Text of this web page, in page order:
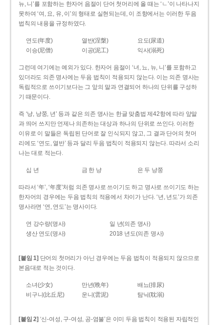
뉴, 니’를 포함하는 한자어 음절이 단어 첫머리에 올 때는 ‘ㄴ’이 나타나지
못하여 ‘여, 요, 유, 이’의 형태로 실현되는데, 이 조항에서는 이러한 두음
법칙의 내용을 규정하였다.
연도(年度) 열반(涅槃)
요도(尿道)
이승(尼僧)
이공(泥工) 익사(溺死)
그런데 여기에는 예외가 있다. 한자어 음절이 ‘녀, 뇨, 뉴, 니’를 포함하고
있더라도 의존 명사에는 두음 법칙이 적용되지 않는다. 이는 의존 명사는
독립적으로 쓰이기보다는 그 앞의 말과 연결되어 하나의 단위를 구성하
기 때문이다.
즉 ‘냥, 냥쭝, 년’ 등과 같은 의존 명사는 한글 맞춤법 제42항에 따라 앞말
과 띄어 쓰지만 언제나 의존하는 대상과 하나의 단위로 쓰인다. 이러한
이유로 이 말들은 독립된 단어로 잘 인식되지 않고, 그 결과 단어의 첫머
리에도 ‘연도, 열반’ 등과 달리 두음 법칙이 적용되지 않는다. 따라서 소리
나는 대로 적는다.
십 년 금 한 냥 은 두 냥쭝
따라서 ‘年’, ‘年度’처럼 의존 명사로 쓰이기도 하고 명사로 쓰이기도 하는
한자어의 경우에는 두음 법칙의 적용에서 차이가 난다. ‘년, 년도’가 의존
명사라면 ‘연, 연도’는 명사이다.
연 강수량(명사)
일 년(의존 명사)
생산 연도(명사)
2018 년도(의존 명사)
[붙임 1] 단어의 첫머리가 아닌 경우에는 두음 법칙이 적용되지 않으므로
본음대로 적는 것이다.
소녀(少女) 만년(晩年)
배뇨(排尿)
비구니(比丘尼)
운니(雲泥) 탐닉(耽溺)
[붙임 2] ‘신-여성, 구-여성, 공-염불’은 이미 두음 법칙이 적용된 자립적인